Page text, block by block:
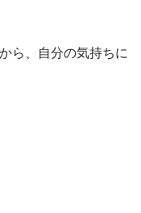
ら、自分の気持ちに